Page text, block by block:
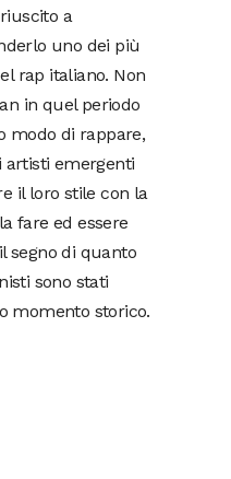
a
uno dei più
rap italiano. Non
in quel periodo
modo di rappare,
emergenti
il loro stile con la
fare ed essere
segno di quanto
sono stati
momento storico.